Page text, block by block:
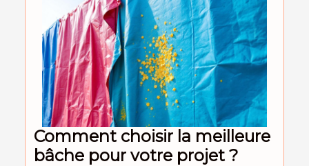
Comment choisir la meilleure
bâche pour votre projet ?